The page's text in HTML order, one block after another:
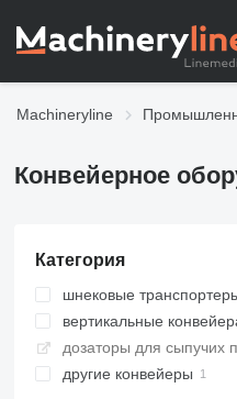
Machineryline
Конвейерное
Категория
шнековые
вертикальные
дозаторы для сыпучих
другие конвейеры